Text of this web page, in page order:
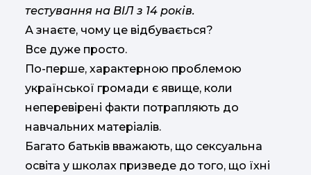
тестування на ВІЛ з 14 років.
А знаєте, чому це відбувається?
Все дуже просто.
По-перше, характерною проблемою
української громади є явище, коли
неперевірені факти потрапляють до
навчальних матеріалів.
Багато батьків вважають, що сексуальна
освіта у школах призведе до того, що їхні